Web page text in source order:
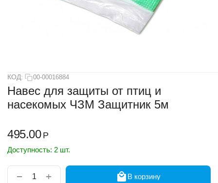
КОД: 00-00016884
Навес для защиты от птиц и
насекомых ЧЗМ Защитник 5м
495.00 Р
Доступность: 2 шт.
+
−
В корзину